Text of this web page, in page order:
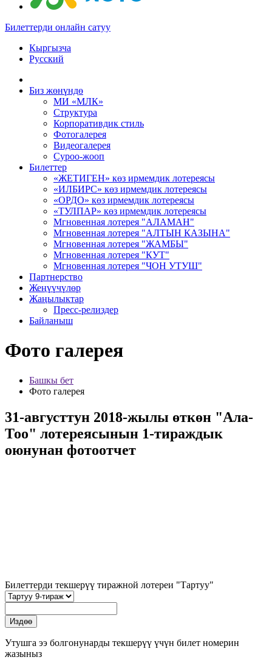
Билеттерди онлайн сатуу
Кыргызча
Русский
Биз жөнүндө
МИ «МЛК»
Структура
Корпоративдик стиль
Фотогалерея
Видеогалерея
Суроо-жооп
Билеттер
«ЖЕТИГЕН» көз ирмемдик лотереясы
«ИЛБИРС» көз ирмемдик лотереясы
«ОРДО» көз ирмемдик лотереясы
«ТУЛПАР» көз ирмемдик лотереясы
Мгновенная лотерея "АЛАМАН"
Мгновенная лотерея "АЛТЫН КАЗЫНА"
Мгновенная лотерея "ЖАМБЫ"
Мгновенная лотерея "КУТ"
Мгновенная лотерея "ЧОН УТУШ"
Партнерство
Жеңүүчүлөр
Жаңылыктар
Пресс-релиздер
Байланыш
Фото галерея
Башкы бет
Фото галерея
31-августтун 2018-жылы өткөн "Ала-
Тоо" лотереясынын 1-тираждык
оюнунан фотоотчет
Билеттерди текшерүү тиражной лотереи "Тартуу"
Утушга ээ болгонунарды текшерүү үчүн билет номерин
жазыныз